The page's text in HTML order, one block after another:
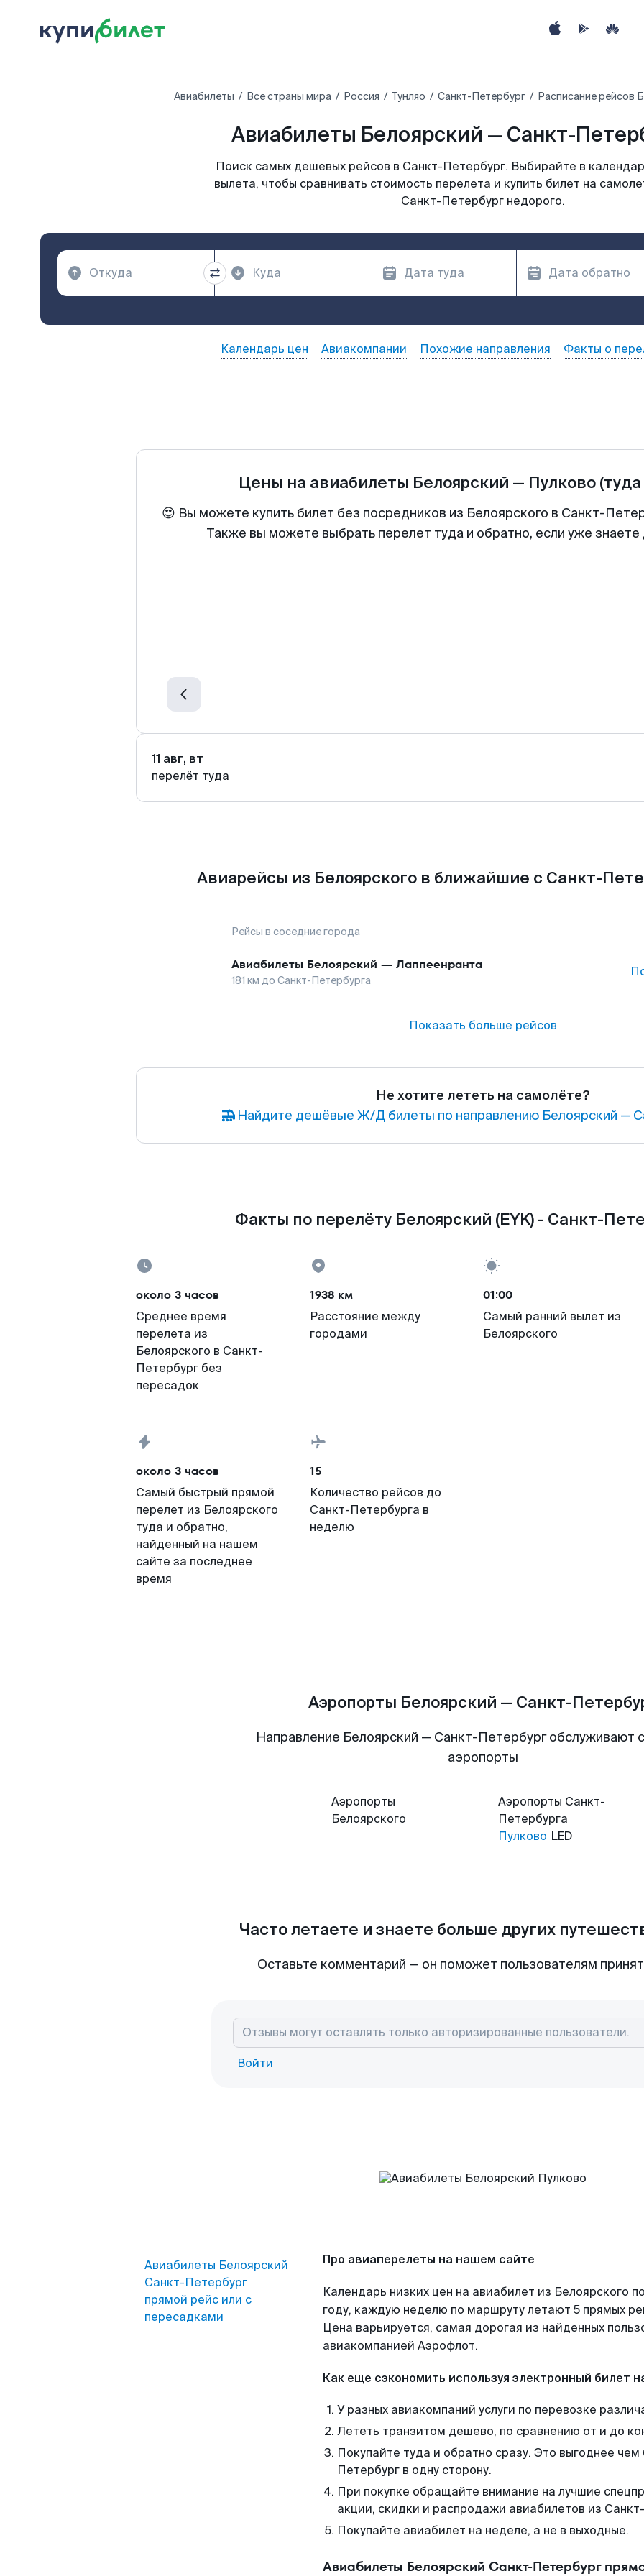
Авиабилеты Все страны мира Россия Тунляо Санкт-Петербург Расписание рейсов
Авиабилеты Белоярский — Санкт-
Поиск самых дешевых рейсов в Санкт-Петербург. Выбирайте в
вылета, чтобы сравнивать стоимость перелета и купить билет на
Санкт-Петербург недорого.
Календарь цен Авиакомпании Похожие направления Факты о
Цены на авиабилеты Белоярский — Пулково
😍 Вы можете купить билет без посредников из Белоярского в Санкт-
Также вы можете выбрать перелет туда и обратно, если уже
11 авг, вт
перелёт туда
Авиарейсы из Белоярского в ближайшие с Санкт-
Рейсы в соседние города
Авиабилеты Белоярский — Лаппеенранта
181 км до Санкт-Петербурга
Показать больше рейсов
Не хотите лететь на самолёте?
Найдите дешёвые Ж/Д билеты по направлению Белоярский —
Факты по перелёту Белоярский (EYK) - Санкт-
около 3 часов
Среднее время
перелета из
Белоярского в Санкт-
Петербург без
пересадок
1938 км
Расстояние между
городами
01:00
Самый ранний вылет из
Белоярского
около 3 часов
Самый быстрый прямой
перелет из Белоярского
туда и обратно,
найденный на нашем
сайте за последнее
время
15
Количество рейсов до
Санкт-Петербурга в
неделю
Аэропорты Белоярский — Санкт-
Направление Белоярский — Санкт-Петербург обслуживают
аэропорты
Аэропорты
Белоярского
Аэропорты Санкт-
Петербурга
Пулково LED
Часто летаете и знаете больше других
Оставьте комментарий — он поможет пользователям
Войти
Авиабилеты Белоярский
Санкт-Петербург
прямой рейс или с
пересадками
Про авиаперелеты на нашем сайте
Календарь низких цен на авиабилет из Белоярского
году, каждую неделю по маршруту летают 5 прямых
Цена варьируется, самая дорогая из найденных
авиакомпанией Аэрофлот.
Как еще сэкономить используя электронный билет
У разных авиакомпаний услуги по перевозке
Лететь транзитом дешево, по сравнению от и до
Покупайте туда и обратно сразу. Это выгоднее
Петербург в одну сторону.
При покупке обращайте внимание на лучшие
акции, скидки и распродажи авиабилетов из
Покупайте авиабилет на неделе, а не в выходные.
Авиабилеты Белоярский Санкт-Петербург